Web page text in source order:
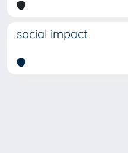
social impact